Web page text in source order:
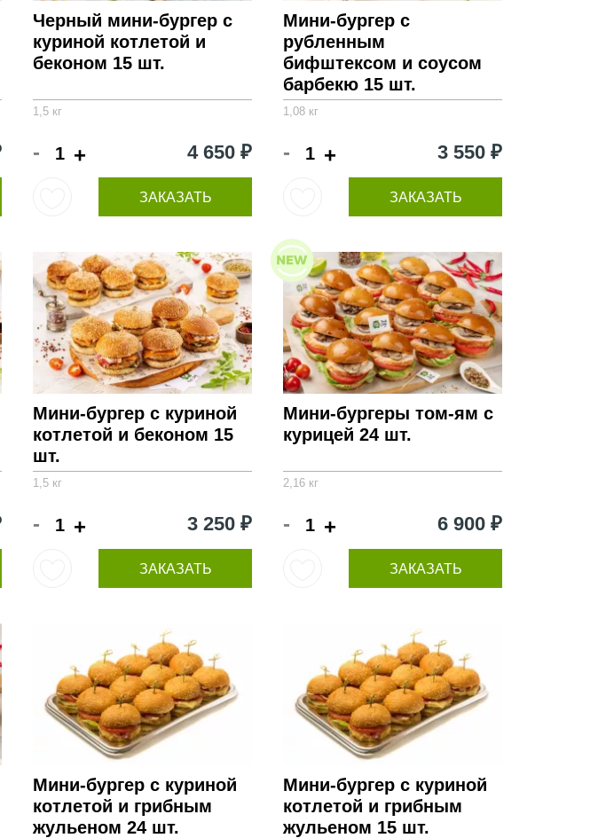
Черный мини-бургер с
куриной котлетой и
беконом 15 шт.
1,5 кг
- + 4 650 ₽
ЗАКАЗАТЬ
Мини-бургер с
рубленным
бифштексом и соусом
барбекю 15 шт.
1,08 кг
- + 3 550 ₽
ЗАКАЗАТЬ
Мини-бургер с куриной
котлетой и беконом 15
шт.
1,5 кг
- + 3 250 ₽
ЗАКАЗАТЬ
Мини-бургеры том-ям с
курицей 24 шт.
2,16 кг
- + 6 900 ₽
ЗАКАЗАТЬ
Мини-бургер с куриной
котлетой и грибным
жульеном 24 шт.
Мини-бургер с куриной
котлетой и грибным
жульеном 15 шт.